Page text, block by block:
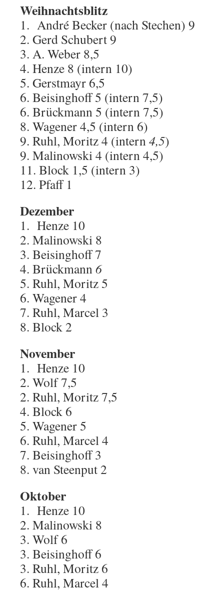
Weihnachtsblitz
1. André Becker (nach Stechen) 9
2. Gerd Schubert 9
3. A. Weber 8,5
4. Henze 8 (intern 10)
5. Gerstmayr 6,5
6. Beisinghoff 5 (intern 7,5)
6. Brückmann 5 (intern 7,5)
8. Wagener 4,5 (intern 6)
9. Ruhl, Moritz 4 (intern4,5)
9. Malinowski 4 (intern 4,5)
11. Block 1,5 (intern 3)
12. Pfaff 1
Dezember
1. Henze 10
2. Malinowski 8
3. Beisinghoff 7
4. Brückmann6
5. Ruhl, Moritz 5
6. Wagener 4
7. Ruhl, Marcel 3
8. Block 2
November
1. Henze 10
2. Wolf 7,5
2. Ruhl, Moritz 7,5
4. Block 6
5. Wagener 5
6. Ruhl, Marcel 4
7. Beisinghoff 3
8. van Steenput 2
Oktober
1. Henze 10
2. Malinowski 8
3. Wolf 6
3. Beisinghoff 6
3. Ruhl, Moritz 6
6. Ruhl, Marcel 4